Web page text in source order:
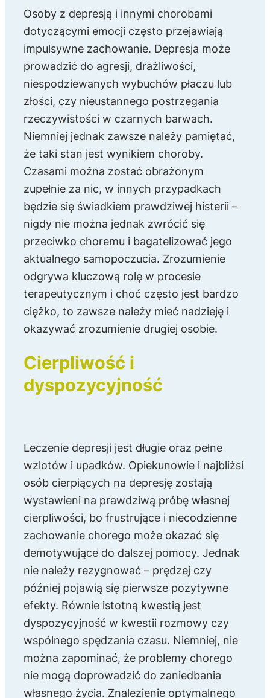
Osoby z depresją i innymi chorobami
dotyczącymi emocji często przejawiają
impulsywne zachowanie. Depresja może
prowadzić do agresji, drażliwości,
niespodziewanych wybuchów płaczu lub
złości, czy nieustannego postrzegania
rzeczywistości w czarnych barwach.
Niemniej jednak zawsze należy pamiętać,
że taki stan jest wynikiem choroby.
Czasami można zostać obrażonym
zupełnie za nic, w innych przypadkach
będzie się świadkiem prawdziwej histerii –
nigdy nie można jednak zwrócić się
przeciwko choremu i bagatelizować jego
aktualnego samopoczucia. Zrozumienie
odgrywa kluczową rolę w procesie
terapeutycznym i choć często jest bardzo
ciężko, to zawsze należy mieć nadzieję i
okazywać zrozumienie drugiej osobie.
Cierpliwość i
dyspozycyjność
Leczenie depresji jest długie oraz pełne
wzlotów i upadków. Opiekunowie i najbliżsi
osób cierpiących na depresję zostają
wystawieni na prawdziwą próbę własnej
cierpliwości, bo frustrujące i niecodzienne
zachowanie chorego może okazać się
demotywujące do dalszej pomocy. Jednak
nie należy rezygnować – prędzej czy
później pojawią się pierwsze pozytywne
efekty. Równie istotną kwestią jest
dyspozycyjność w kwestii rozmowy czy
wspólnego spędzania czasu. Niemniej, nie
można zapominać, że problemy chorego
nie mogą doprowadzić do zaniedbania
własnego życia. Znalezienie optymalnego